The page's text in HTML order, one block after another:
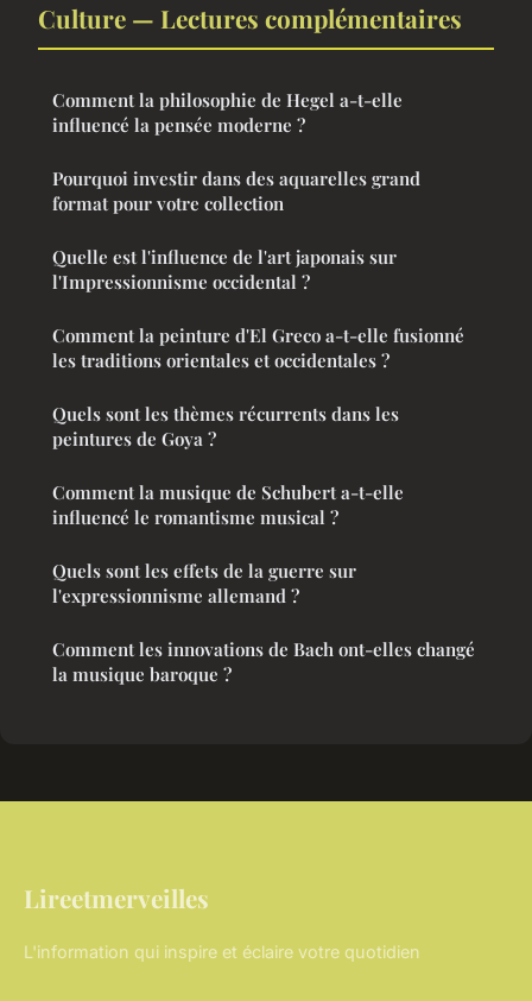
Culture — Lectures complémentaires
Comment la philosophie de Hegel a-t-elle
influencé la pensée moderne ?
Pourquoi investir dans des aquarelles grand
format pour votre collection
Quelle est l'influence de l'art japonais sur
l'Impressionnisme occidental ?
Comment la peinture d'El Greco a-t-elle fusionné
les traditions orientales et occidentales ?
Quels sont les thèmes récurrents dans les
peintures de Goya ?
Comment la musique de Schubert a-t-elle
influencé le romantisme musical ?
Quels sont les effets de la guerre sur
l'expressionnisme allemand ?
Comment les innovations de Bach ont-elles changé
la musique baroque ?
Lireetmerveilles
L'information qui inspire et éclaire votre quotidien